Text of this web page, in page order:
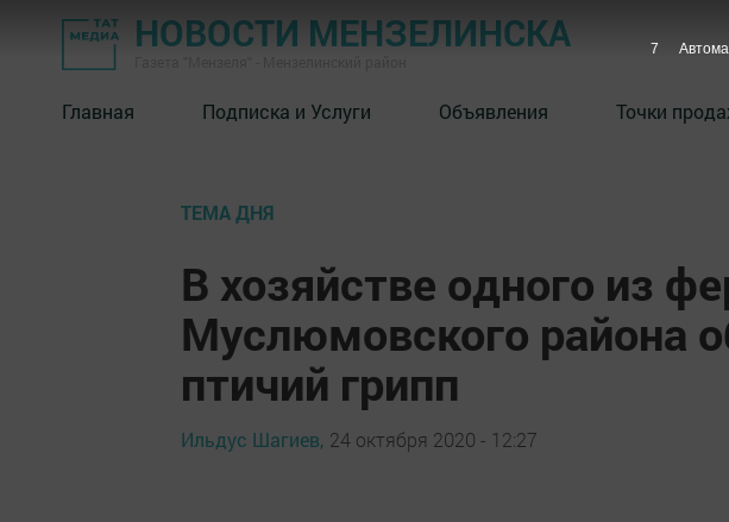
НОВОСТИ МЕНЗЕЛИНСКА
Главная Подписка и Услуги Объявления Точки
ТЕМА ДНЯ
В хозяйстве одного из
Муслюмовского района
птичий грипп
Ильдус Шагиев, 24 октября 2020 - 12:27
6